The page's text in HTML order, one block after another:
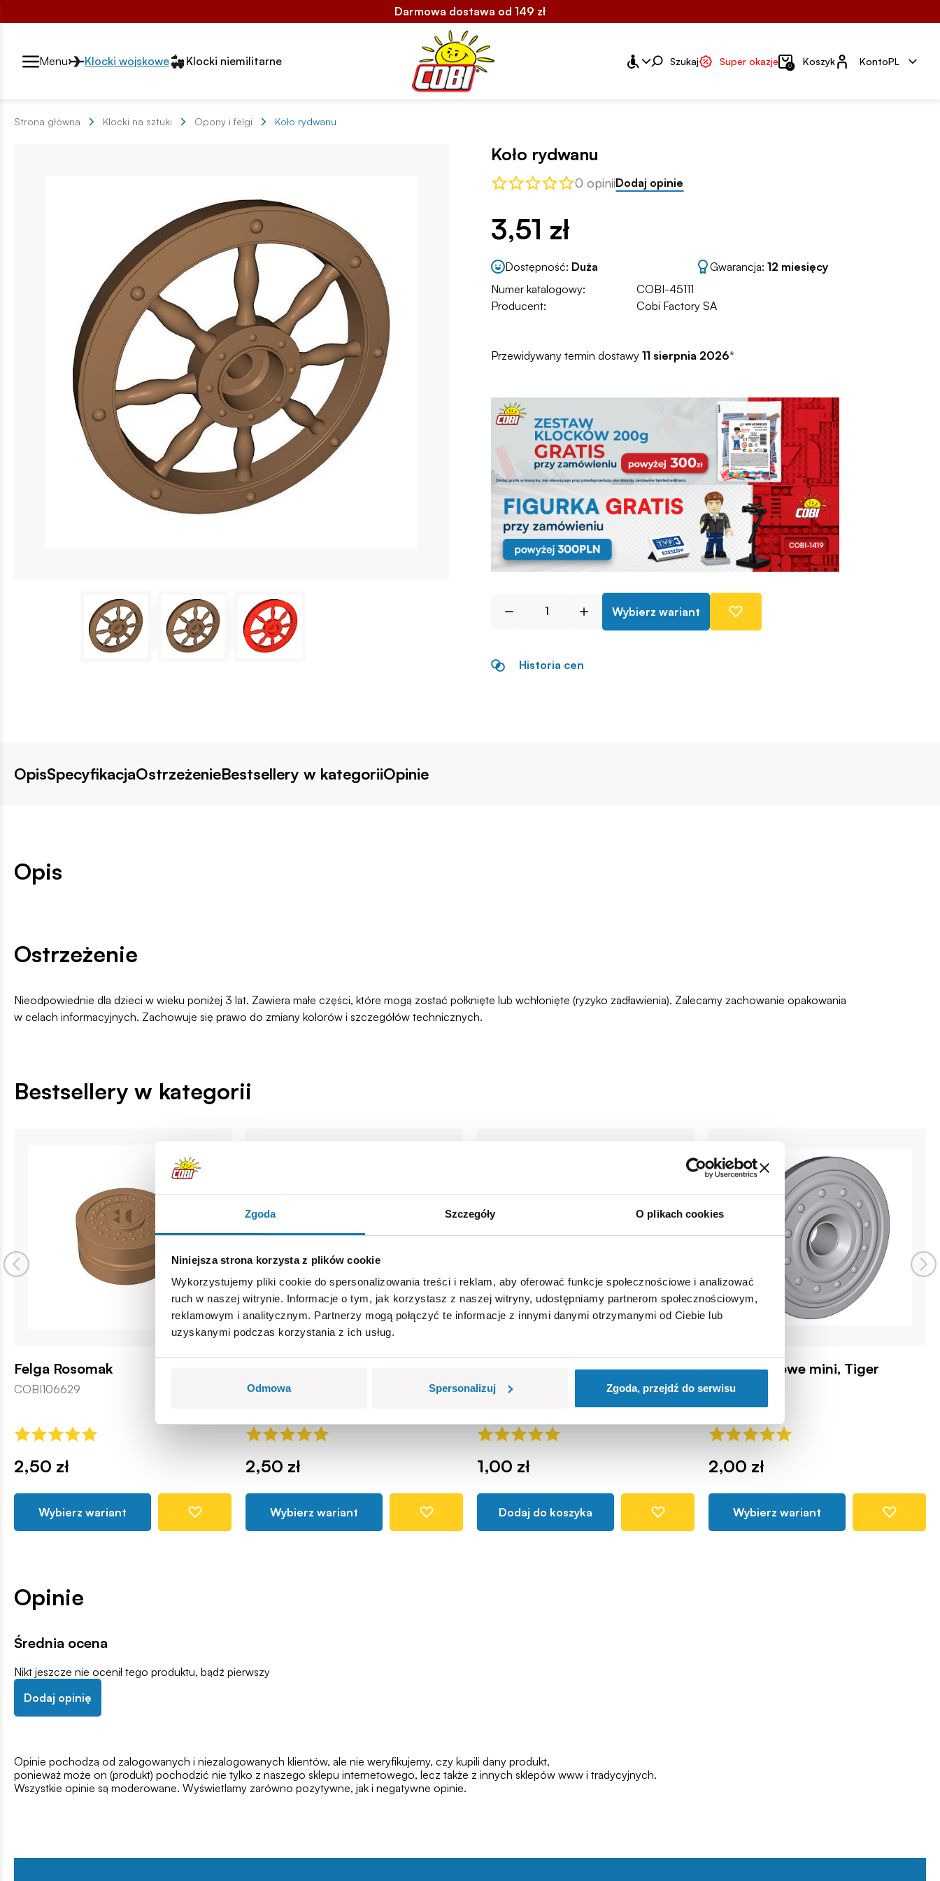
Zgoda Szczegóły O plikach cookies
Niniejsza strona korzysta z plików cookie
Wykorzystujemy pliki cookie do spersonalizowania treści i reklam, aby oferować funkcje społecznościowe i analizować
ruch w naszej witrynie. Informacje o tym, jak korzystasz z naszej witryny, udostępniamy partnerom społecznościowym,
reklamowym i analitycznym. Partnerzy mogą połączyć te informacje z innymi danymi otrzymanymi od Ciebie lub
uzyskanymi podczas korzystania z ich usług.
Odmowa Spersonalizuj Zgoda, przejdź do serwisu
Darmowa dostawa od 149 zł
Przełącznik segmentów2
Menu Klocki wojskowe Klocki niemilitarne Szukaj Super okazje 0 KoszykKonto
KontoPL
Strona główna Klocki na sztuki Opony i felgi Koło rydwanu
Koło rydwanu
0 opiniiDodaj opinie
3,51 zł
Dostępność: Duża Gwarancja: 12 miesięcy
Numer katalogowy:
COBI-45111
Producent:
Cobi Factory SA
Przewidywany termin dostawy 11 sierpnia 2026*
Wybierz wariant
Historia cen
OpisSpecyfikacjaOstrzeżenieBestsellery w kategoriiOpinie
Opis
Ostrzeżenie
Nieodpowiednie dla dzieci w wieku poniżej 3 lat. Zawiera małe części, które mogą zostać połknięte lub wchłonięte (ryzyko zadławienia). Zalecamy zachowanie opakowania
w celach informacyjnych. Zachowuje się prawo do zmiany kolorów i szczegółów technicznych.
Bestsellery w kategorii
Felga Rosomak
COBI106629
2,50 zł
Wybierz wariant
mała
2,50 zł
Wybierz wariant
Koło ogonowe samolotu
COBI140608
1,00 zł
Dodaj do koszyka
Koło czołgowe mini, Tiger
COBI129674
2,00 zł
Wybierz wariant
Opinie
Średnia ocena
Nikt jeszcze nie ocenił tego produktu, bądź pierwszy
Dodaj opinię
Opinie pochodzą od zalogowanych i niezalogowanych klientów, ale nie weryfikujemy, czy kupili dany produkt,
ponieważ może on (produkt) pochodzić nie tylko z naszego sklepu internetowego, lecz także z innych sklepów www i tradycyjnych.
Wszystkie opinie są moderowane. Wyświetlamy zarówno pozytywne, jak i negatywne opinie.